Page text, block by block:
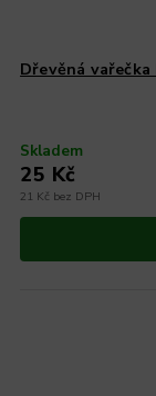
Dřevěná
Skladem
21 Kč bez DPH
25 Kč